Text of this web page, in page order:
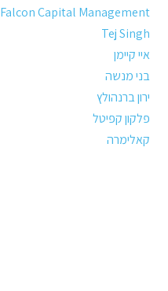
Falcon Capital Management
Tej Singh
איי קיימן
בני מנשה
ירון ברנהולץ
פלקון קפיטל
קאלימרה